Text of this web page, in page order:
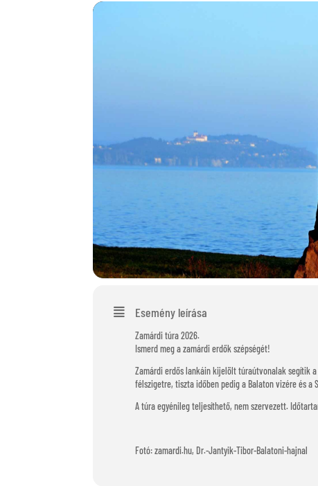
Esemény leírása
Zamárdi túra 2026.
Ismerd meg a zamárdi erdők szépségét!
Zamárdi erdős lankáin kijelölt túraútvonalak segítik
félszigetre, tiszta időben pedig a Balaton vizére és a
A túra egyénileg teljesíthető, nem szervezett.
Fotó: zamardi.hu, Dr.-Jantyik-Tibor-Balatoni-hajnal